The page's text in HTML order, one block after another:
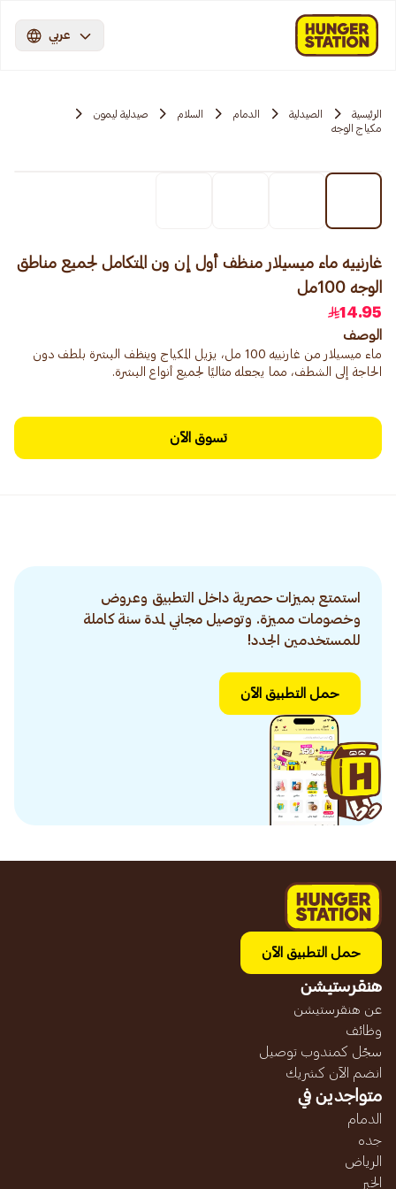
عربي
الرئيسية الصيدلية الدمام السلام
صيدلية ليمون
مكياج الوجه
غارنييه ماء ميسيلار منظف أول إن ون المتكامل لجميع مناطق
الوجه 100مل
14.95
الوصف
ماء ميسيلار من غارنييه 100 مل، يزيل المكياج وينظف البشرة بلطف دون
الحاجة إلى الشطف، مما يجعله مثاليًا لجميع أنواع البشرة.
تسوق الآن
استمتع بميزات حصرية داخل التطبيق وعروض
وخصومات مميزة. وتوصيل مجاني لمدة سنة كاملة
للمستخدمين الجدد!
حمل التطبيق الآن
حمل التطبيق الآن
هنقرستيشن
عن هنقرستيشن
وظائف
سجّل كمندوب توصيل
انضم الآن كشريك
متواجدين في
الدمام
جده
الرياض
الخبر